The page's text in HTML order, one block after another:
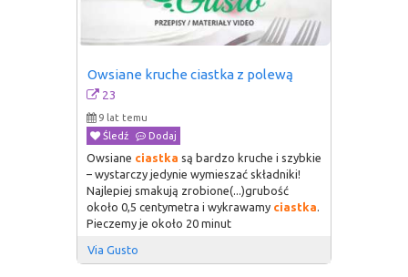
Owsiane kruche ciastka z polewą
23
9 lat temu
Śledź
Dodaj
Owsiane ciastka są bardzo kruche i szybkie
– wystarczy jedynie wymieszać składniki!
Najlepiej smakują zrobione(...)grubość
około 0,5 centymetra i wykrawamy ciastka
Pieczemy je około 20 minut
Via Gusto